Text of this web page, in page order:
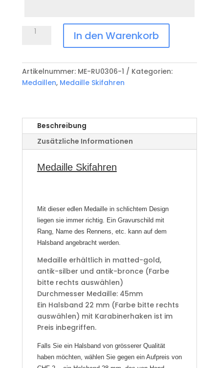
Medaille
RU0306-
1
Menge
In den Warenkorb
Artikelnummer: ME-RU0306-1
Kategorien:
Medaillen, Medaille Skifahren
Beschreibung
Zusätzliche Informationen
Medaille Skifahren
Mit dieser edlen Medaille in schlichtem Design
liegen sie immer richtig. Ein Gravurschild mit
Rang, Name des Rennens, etc. kann auf dem
Halsband angebracht werden.
Medaille erhältlich in matted-gold,
antik-silber und antik-bronce (Farbe
bitte rechts auswählen)
Durchmesser Medaille: 45mm
​Ein Halsband 22 mm (Farbe bitte rechts
auswählen) mit Karabinerhaken ist im
Preis inbegriffen.
Falls Sie ein Halsband von grösserer Qualität
haben möchten, wählen Sie gegen ein Aufpreis von